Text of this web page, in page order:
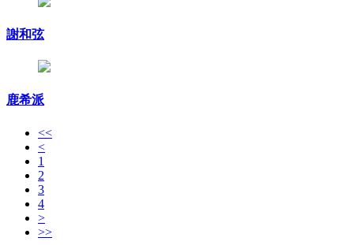
謝和弦
鹿希派
<<
<
1
2
3
4
>
>>